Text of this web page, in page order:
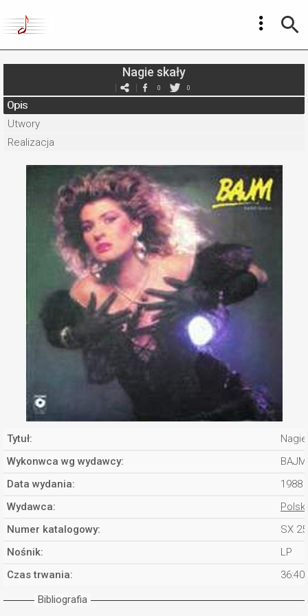
Nagie skały
0 0
Opis
Utwory
Realizacja
Tytuł:
Wykonwca wg wydawcy:
BAJM
Data wydania:
1988
Wydawca:
Numer katalogowy:
SX
Nośnik:
LP
Czas trwania:
36:40
Bibliografia